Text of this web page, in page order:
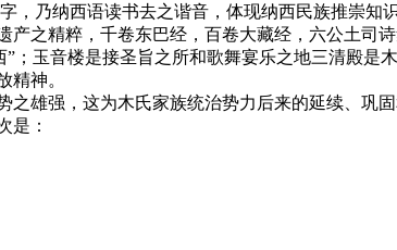
，乃纳西语读书去之谐音，体现纳西民族推崇知
之精粹，千卷东巴经，百卷大藏经，六公土司
玉音楼是接圣旨之所和歌舞宴乐之地三清殿是
精神。
雄强，这为木氏家族统治势力后来的延续、巩
是：